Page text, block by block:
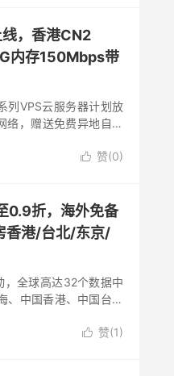
，香港CN2
内存150Mbps带
列VPS云服务器计划放
络，赠送免费异地自主
 赞(0)
0.9折，海外免备
香港/台北/东京/
全球高达32个数据中
、中国香港、中国台湾
 赞(1)